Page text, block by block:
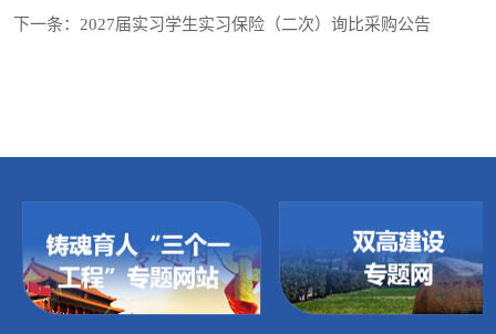
下一条：2027届实习学生实习保险（二次）询比采购公告